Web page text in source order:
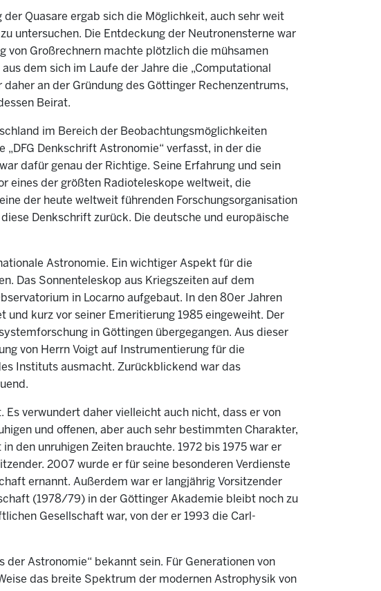
Quasare ergab sich die Möglichkeit, auch sehr weit
untersuchen. Die Entdeckung der Neutronensterne war
von Großrechnern machte plötzlich die mühsamen
dem sich im Laufe der Jahre die „Computational
an der Gründung des Göttinger Rechenzentrums,
Beirat.
im Bereich der Beobachtungsmöglichkeiten
Denkschrift Astronomie“ verfasst, in der die
dafür genau der Richtige. Seine Erfahrung und sein
eines der größten Radioteleskope weltweit, die
der heute weltweit führenden Forschungsorganisation
Denkschrift zurück. Die deutsche und europäische
Astronomie. Ein wichtiger Aspekt für die
Das Sonnenteleskop aus Kriegszeiten auf dem
in Locarno aufgebaut. In den 80er Jahren
kurz vor seiner Emeritierung 1985 eingeweiht. Der
in Göttingen übergegangen. Aus dieser
von Herrn Voigt auf Instrumentierung für die
Instituts ausmacht. Zurückblickend war das
Es verwundert daher vielleicht auch nicht, dass er von
und offenen, aber auch sehr bestimmten Charakter,
den unruhigen Zeiten brauchte. 1972 bis 1975 war er
2007 wurde er für seine besonderen Verdienste
ernannt. Außerdem war er langjährig Vorsitzender
(1978/79) in der Göttinger Akademie bleibt noch zu
Gesellschaft war, von der er 1993 die Carl-
Astronomie“ bekannt sein. Für Generationen von
das breite Spektrum der modernen Astrophysik von